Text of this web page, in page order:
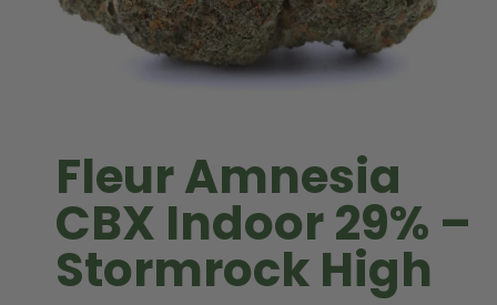
Fleur Amnesia
CBX Indoor 29% –
Stormrock High